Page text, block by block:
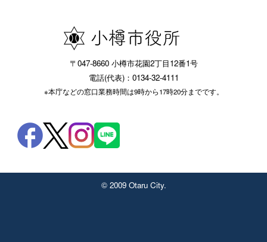
〒047-8660 小樽市花園2丁目12番1号
電話(代表)：0134-32-4111
※本庁などの窓口業務時間は9時から17時20分までです。
© 2009 Otaru City.